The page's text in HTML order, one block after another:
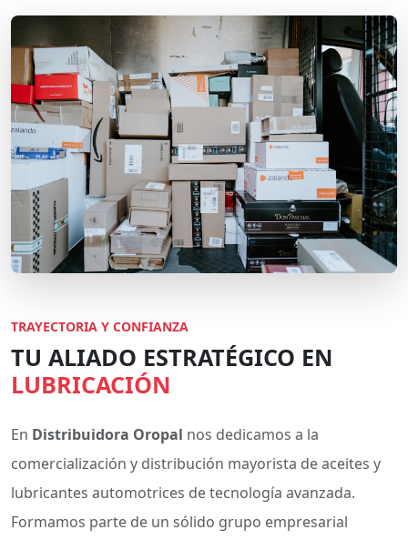
TRAYECTORIA Y CONFIANZA
TU ALIADO ESTRATÉGICO EN
LUBRICACIÓN
En Distribuidora Oropal nos dedicamos a la
comercialización y distribución mayorista de aceites y
lubricantes automotrices de tecnología avanzada.
Formamos parte de un sólido grupo empresarial